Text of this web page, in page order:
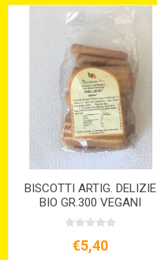
BISCOTTI ARTIG. DELIZIE
BIO GR.300 VEGANI
€5,40